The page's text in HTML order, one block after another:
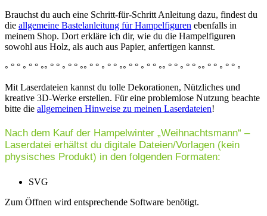
Brauchst du auch eine Schritt-für-Schritt Anleitung dazu, findest du
die allgemeine Bastelanleitung für Hampelfiguren ebenfalls in
meinem Shop. Dort erkläre ich dir, wie du die Hampelfiguren
sowohl aus Holz, als auch aus Papier, anfertigen kannst.
◦ ° ° ◦ ° ° ◦◦ ° ° ◦ ° ° ◦◦ ° ° ◦ ° ° ◦◦ ° ° ◦ ° ° ◦◦ ° ° ◦ ° ° ◦◦ ° ° ◦ ° ° ◦
Mit Laserdateien kannst du tolle Dekorationen, Nützliches und
kreative 3D-Werke erstellen. Für eine problemlose Nutzung beachte
bitte die allgemeinen Hinweise zu meinen Laserdateien!
Nach dem Kauf der Hampelwinter „Weihnachtsmann“ –
Laserdatei erhältst du digitale Dateien/Vorlagen (kein
physisches Produkt) in den folgenden Formaten:
SVG
Zum Öffnen wird entsprechende Software benötigt.